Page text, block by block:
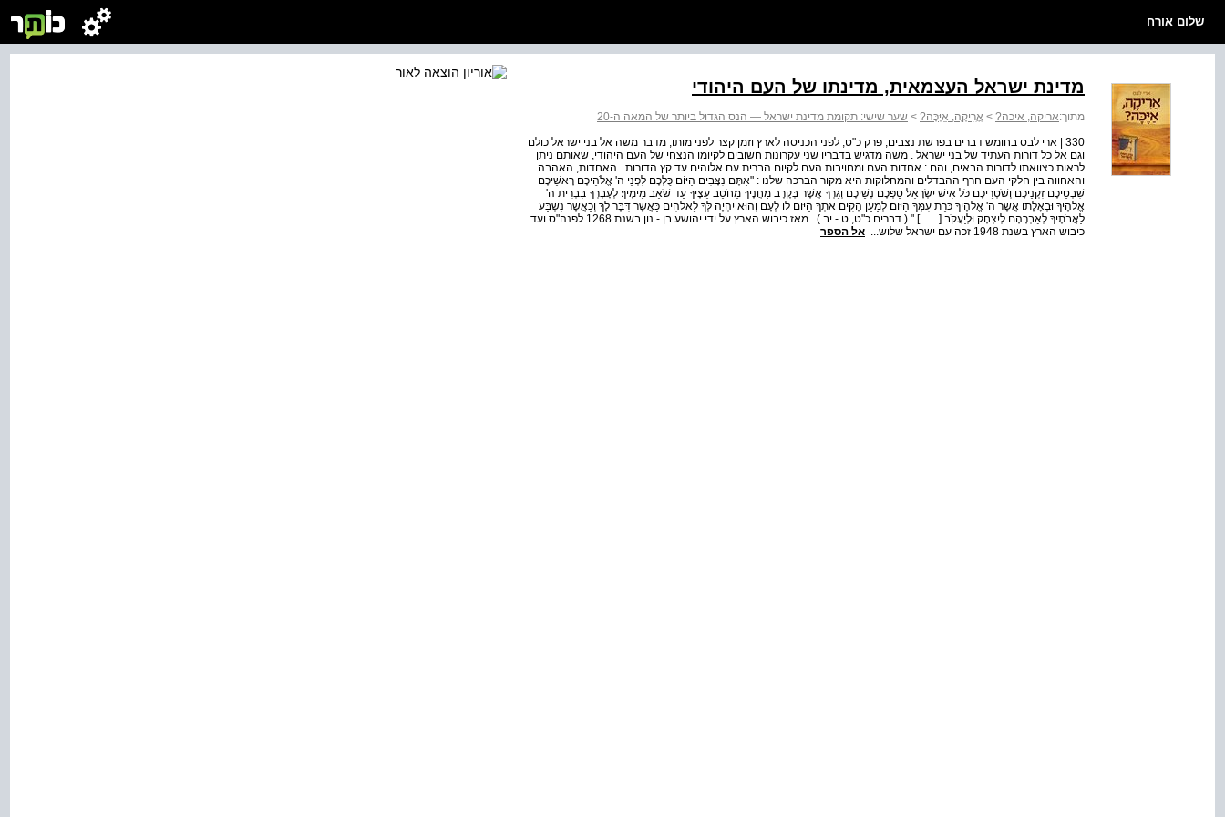
שלום אורח
מדינת ישראל העצמאית, מדינתו של העם היהודי
מתוך:אריקה, איכה? > אֲֲרִִיקֶֶה, אַַיֶּכָּה? > שער שישי: תקומת מדינת ישראל — הנס הגדול ביותר של המאה ה-20
330 | ארי לבס בחומש דברים בפרשת נצבים, פרק כ"ט, לפני הכניסה לארץ וזמן קצר לפני מותו, מדבר משה אל בני ישראל כולם
וגם אל כל דורות העתיד של בני ישראל . משה מדגיש בדבריו שני עקרונות חשובים לקיומו הנצחי של העם היהודי, שאותם ניתן
לראות כצוואתו לדורות הבאים, והם : אחדות העם ומחויבות העם לקיום הברית עם אלוהים עד קץ הדורות . האחדות, האהבה
והאחווה בין חלקי העם חרף ההבדלים והמחלוקות היא מקור הברכה שלנו : "אַתֶּם נִצָּבִים הַיּוֹם כֻּלְּכֶם לִפְנֵי ה' אֱלֹהֵיכֶם רָאשֵׁיכֶם
שִׁבְטֵיכֶם זִקְנֵיכֶם וְשֹׁטְרֵיכֶם כֹּל אִישׁ יִשְׂרָאֵל׃ טַפְּכֶם נְשֵׁיכֶם וְגֵרְךָ אֲשֶׁר בְּקֶרֶב מַחֲנֶיךָ מֵחֹטֵב עֵצֶיךָ עַד שֹׁאֵב מֵימֶיךָ׃ לְעָבְרְךָ בִּבְרִית ה'
אֱלֹהֶיךָ וּבְאָלָתוֹ אֲשֶׁר ה' אֱלֹהֶיךָ כֹּרֵת עִמְּךָ הַיּוֹם׃ לְמַעַן הָקִים אֹתְךָ הַיּוֹם לוֹ לְעָם וְהוּא יִהְיֶה לְּךָ לֵאלֹהִים כַּאֲשֶׁר דִּבֶּר לָךְ וְכַאֲשֶׁר נִשְׁבַּע
לַאֲבֹתֶיךָ לְאַבְרָהָם לְיִצְחָק וּלְיַעֲקֹב [ . . . ] " ( דברים כ"ט, ט - יב ) . מאז כיבוש הארץ על ידי יהושע בן - נון בשנת 1268 לפנה"ס ועד
כיבוש הארץ בשנת 1948 זכה עם ישראל שלוש...
אל הספר